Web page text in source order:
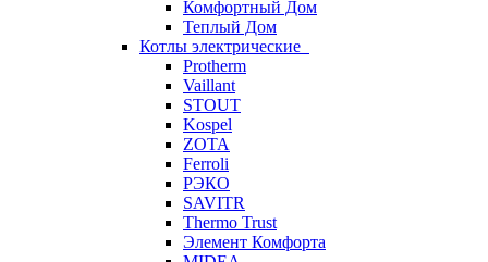
Комфортный Дом
Теплый Дом
Котлы электрические
Protherm
Vaillant
STOUT
Kospel
ZOTA
Ferroli
РЭКО
SAVITR
Thermo Trust
Элемент Комфорта